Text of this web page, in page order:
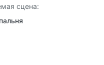
сцена: